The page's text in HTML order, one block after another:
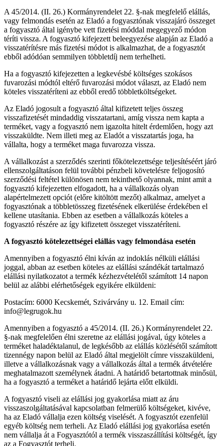
A 45/2014. (II. 26.) Kormányrendelet 22. §-nak megfelelő elállás,
vagy felmondás esetén az Eladó a fogyasztónak visszajáró összeget
a fogyasztó által igénybe vett fizetési móddal megegyező módon
téríti vissza. A fogyasztó kifejezett beleegyezése alapján az Eladó a
visszatérítésre más fizetési módot is alkalmazhat, de a fogyasztót
ebből adódóan semmilyen többletdíj nem terhelheti.
Ha a fogyasztó kifejezetten a legkevésbé költséges szokásos
fuvarozási módtól eltérő fuvarozási módot választ, az Eladó nem
köteles visszatéríteni az ebből eredő többletköltségeket.
Az Eladó jogosult a fogyasztó által kifizetett teljes összeg
visszafizetését mindaddig visszatartani, amíg vissza nem kapta a
terméket, vagy a fogyasztó nem igazolta hitelt érdemlően, hogy azt
visszaküldte. Nem illeti meg az Eladót a visszatartás joga, ha
vállalta, hogy a terméket maga fuvarozza vissza.
A vállalkozást a szerződés szerinti főkötelezettsége teljesítéséért járó
ellenszolgáltatáson felül további pénzbeli követelésre feljogosító
szerződési feltétel különösen nem tekinthető olyannak, mint amit a
fogyasztó kifejezetten elfogadott, ha a vállalkozás olyan
alapértelmezett opciót (előre kitöltött mezőt) alkalmaz, amelyet a
fogyasztónak a többletösszeg fizetésének elkerülése érdekében el
kellene utasítania. Ebben az esetben a vállalkozás köteles a
fogyasztó részére az így kifizetett összeget visszatéríteni.
A fogyasztó kötelezettségei elállás vagy felmondása esetén
Amennyiben a fogyasztó élni kíván az indoklás nélküli elállási
joggal, abban az esetben köteles az elállási szándékát tartalmazó
elállási nyilatkozatot a termék kézhezvételétől számított 14 napon
belül az alábbi elérhetőségek egyikére elküldeni:
Postacím: 6000 Kecskemét, Szivárvány u. 12. Email cím:
info@legrugok.hu
Amennyiben a fogyasztó a 45/2014. (II. 26.) Kormányrendelet 22.
§-nak megfelelően élni szeretne az elállási jogával, úgy köteles a
terméket haladéktalanul, de legkésőbb az elállás közlésétől számított
tizennégy napon belül az Eladó által megjelölt címre visszaküldeni,
illetve a vállalkozásnak vagy a vállalkozás által a termék átvételére
meghatalmazott személynek átadni. A határidő betartottnak minősül,
ha a fogyasztó a terméket a határidő lejárta előtt elküldi.
A fogyasztó viseli az elállási jog gyakorlása miatt az áru
visszaszolgáltatásával kapcsolatban felmerülő költségeket, kivéve,
ha az Eladó vállalja ezen költség viselését. A fogyasztót ezenfelül
egyéb költség nem terheli. Az Eladó elállási jog gyakorlása esetén
nem vállalja át a Fogyasztótól a termék visszaszállítási költségét, így
az a Fogyasztót terheli.